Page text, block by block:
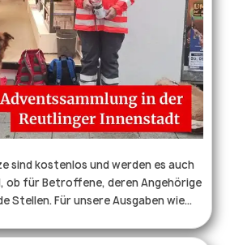
sind kostenlos und werden es auch
ob für Betroffene, deren Angehörige
Ausgaben wie
wird man uns und